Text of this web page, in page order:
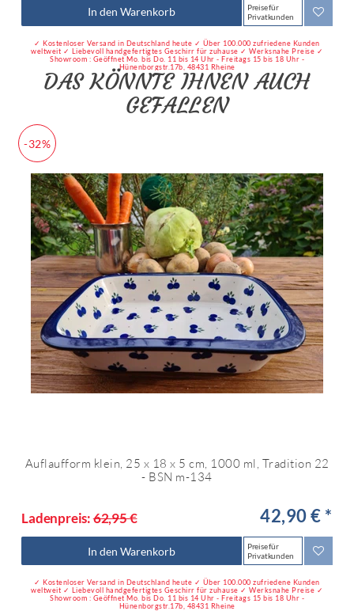
In den Warenkorb
Preise für
Privatkunden
✓ Kostenloser Versand in Deutschland heute ✓ Über 100.000 zufriedene Kunden
weltweit ✓ Liebevoll handgefertigtes Geschirr für zuhause ✓ Werksnahe Preise ✓
Showroom : Geöffnet Mo. bis Do. 11 bis 14 Uhr - Freitags 15 bis 18 Uhr -
Hünenborgstr.17b, 48431 Rheine
DAS KÖNNTE IHNEN AUCH
GEFALLEN
-32%
Auflaufform klein, 25 x 18 x 5 cm, 1000 ml, Tradition 22
- BSN m-134
Ladenpreis:62,95 € 42,90 € *
In den Warenkorb
Preise für
Privatkunden
✓ Kostenloser Versand in Deutschland heute ✓ Über 100.000 zufriedene Kunden
weltweit ✓ Liebevoll handgefertigtes Geschirr für zuhause ✓ Werksnahe Preise ✓
Showroom : Geöffnet Mo. bis Do. 11 bis 14 Uhr - Freitags 15 bis 18 Uhr -
Hünenborgstr.17b, 48431 Rheine